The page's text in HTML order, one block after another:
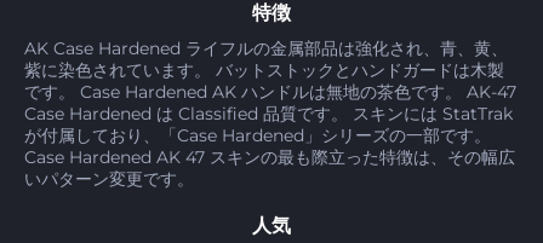
特徴
AK Case Hardened ライフルの金属部品は強化され、青、黄、
紫に染色されています。 バットストックとハンドガードは木製
です。 Case Hardened AK ハンドルは無地の茶色です。 AK-47
Case Hardened は Classified 品質です。 スキンには StatTrak
が付属しており、「Case Hardened」シリーズの一部です。
Case Hardened AK 47 スキンの最も際立った特徴は、その幅広
いパターン変更です。
人気